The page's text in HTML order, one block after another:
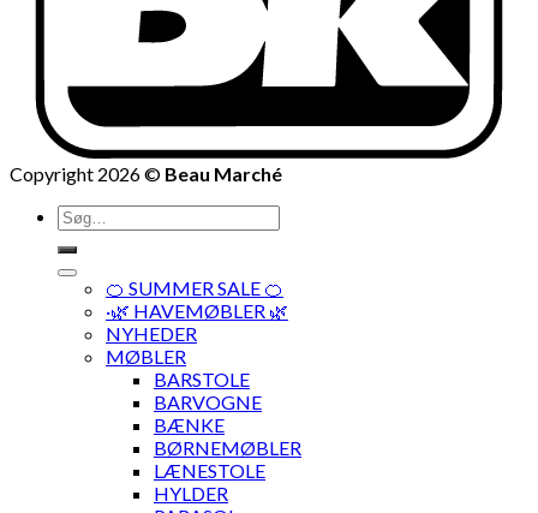
Copyright 2026 © Beau Marché
Søg
efter:
🍊 SUMMER SALE 🍊
·🌿 HAVEMØBLER 🌿
NYHEDER
MØBLER
BARSTOLE
BARVOGNE
BÆNKE
BØRNEMØBLER
LÆNESTOLE
HYLDER